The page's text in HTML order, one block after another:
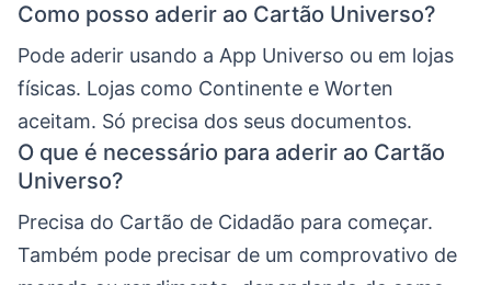
Como posso aderir ao Cartão Universo?
Pode aderir usando a App Universo ou em lojas
físicas. Lojas como Continente e Worten
aceitam. Só precisa dos seus documentos.
O que é necessário para aderir ao Cartão
Universo?
Precisa do Cartão de Cidadão para começar.
Também pode precisar de um comprovativo de